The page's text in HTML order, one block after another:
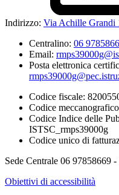
Indirizzo: Via Achille Grandi
Centralino: 06
Email:
Posta elettronica
Codice fiscale:
Codice
Codice Indice delle
ISTSC_rmps39000g
Codice unico di
Sede Centrale 06 97858669
Obiettivi di accessibilità